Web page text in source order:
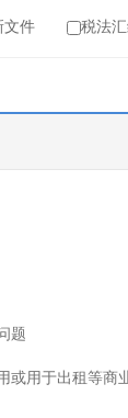
文件 税法
题
或用于出租等商